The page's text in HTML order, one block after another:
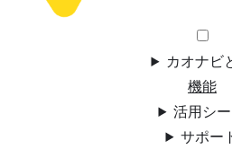
カオナビ
機能
活用シ
サポー